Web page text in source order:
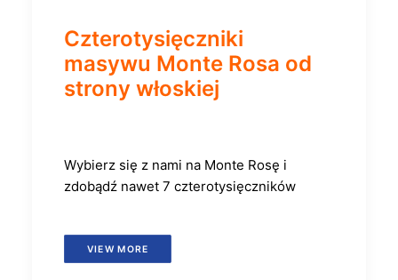
Czterotysięczniki
masywu Monte Rosa od
strony włoskiej
Wybierz się z nami na Monte Rosę i
zdobądź nawet 7 czterotysięczników
VIEW MORE